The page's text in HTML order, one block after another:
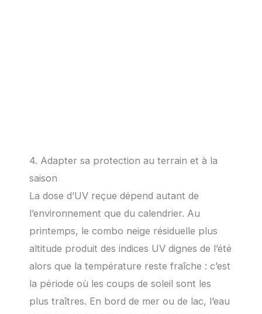
4. Adapter sa protection au terrain et à la
saison
La dose d’UV reçue dépend autant de
l’environnement que du calendrier. Au
printemps, le combo neige résiduelle plus
altitude produit des indices UV dignes de l’été
alors que la température reste fraîche : c’est
la période où les coups de soleil sont les
plus traîtres. En bord de mer ou de lac, l’eau